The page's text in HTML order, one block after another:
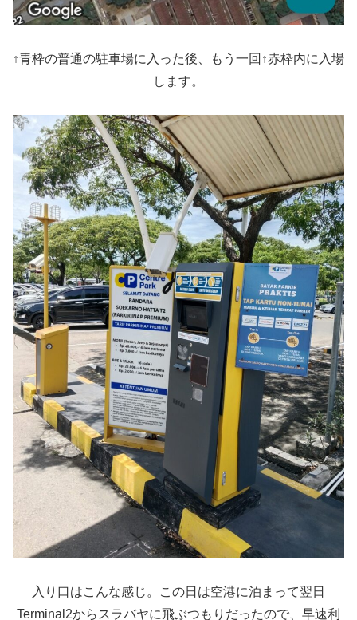
↑青枠の普通の駐車場に入った後、もう一回↑赤枠内に入場
します。
入り口はこんな感じ。この日は空港に泊まって翌日
Terminal2からスラバヤに飛ぶつもりだったので、早速利